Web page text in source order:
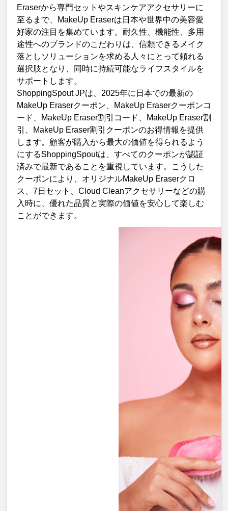
Eraserから専門セットやスキンケアアクセサリーに
至るまで、
MakeUp Eraserは日本や世界中の美容愛
好家の注目を集めています。耐久性、機能性、多用
途性へのブランドのこだわりは、信頼できるメイク
落としソリューションを求める人々にとって頼れる
選択肢となり、同時に持続可能なライフスタイルを
サポートします。
ShoppingSpout JPは、 2025年に日本での最新の
MakeUp Eraserクーポン、 MakeUp Eraserクーポンコ
ード、
MakeUp Eraser割引コード、 MakeUp Eraser割
引、
MakeUp Eraser割引クーポンのお得情報を提供
します。顧客が購入から最大の価値を得られるよう
にするShoppingSpoutは、すべてのクーポンが認証
済みで最新であることを重視しています。こうした
クーポンにより、オリジナルMakeUp Eraserクロ
ス、 7日セット、 Cloud Cleanアクセサリーなどの購
入時に、優れた品質と実際の価値を安心して楽しむ
ことができます。